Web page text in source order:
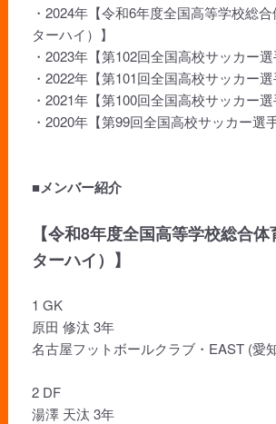
・2024年【令和6年度全国高等学校総
ターハイ）】
・2023年【第102回全国高校サッカー選
・2022年【第101回全国高校サッカー選
・2021年【第100回全国高校サッカー選
・2020年【第99回全国高校サッカー選
■メンバー紹介
【令和8年度全国高等学校総合
ターハイ）】
1 GK
原田 修汰 3年
名古屋フットボールクラブ・EAST (愛
2 DF
湯澤 天汰 3年